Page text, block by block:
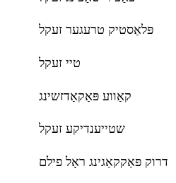
פּלאַסטיק טרעגער זעקל
טיי זעקל
קאַווע פּאַקאַדזשינג
שטייענדיקע זעקל
דרוק פּאַקקאַגינג ראָל פילם